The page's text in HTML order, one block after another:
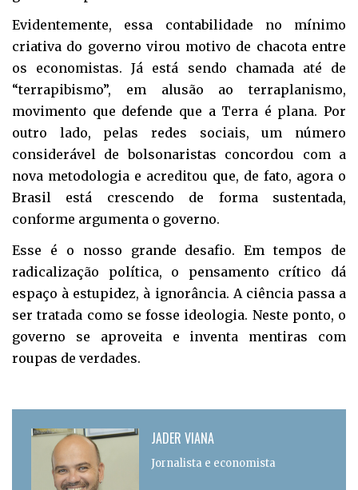
Evidentemente, essa contabilidade no mínimo
criativa do governo virou motivo de chacota entre
os economistas. Já está sendo chamada até de
“terrapibismo”, em alusão ao terraplanismo,
movimento que defende que a Terra é plana. Por
outro lado, pelas redes sociais, um número
considerável de bolsonaristas concordou com a
nova metodologia e acreditou que, de fato, agora o
Brasil está crescendo de forma sustentada,
conforme argumenta o governo.
Esse é o nosso grande desafio. Em tempos de
radicalização política, o pensamento crítico dá
espaço à estupidez, à ignorância. A ciência passa a
ser tratada como se fosse ideologia. Neste ponto, o
governo se aproveita e inventa mentiras com
roupas de verdades.
JADER VIANA
Jornalista e economista